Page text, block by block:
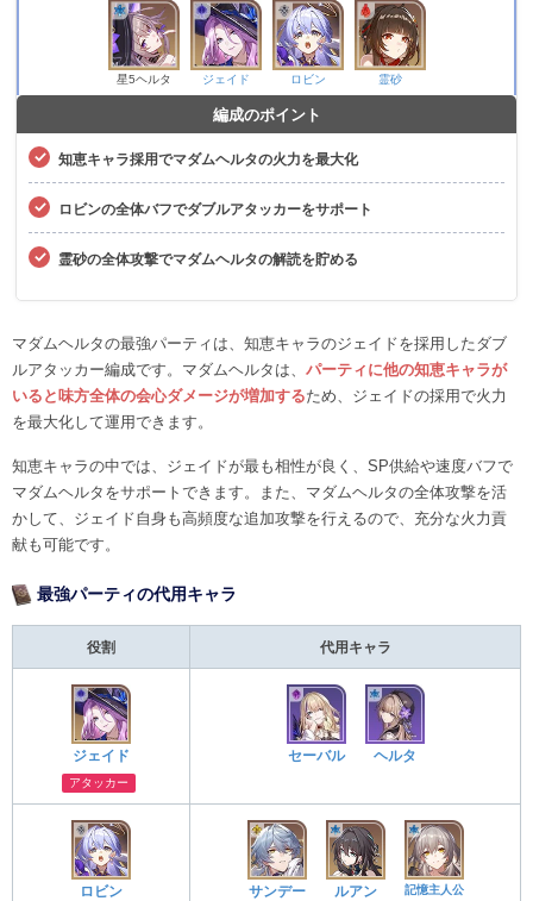
星5ヘルタ ジェイド ロビン 霊砂
編成のポイント
知恵キャラ採用でマダムヘルタの火力を最大化
ロビンの全体バフでダブルアタッカーをサポート
霊砂の全体攻撃でマダムヘルタの解読を貯める
マダムヘルタの最強パーティは、知恵キャラのジェイドを採用したダブ
ルアタッカー編成です。マダムヘルタは、 パーティに他の知恵キャラが
いると味方全体の会心ダメージが増加するため、ジェイドの採用で火力
を最大化して運用できます。
知恵キャラの中では、ジェイドが最も相性が良く、SP供給や速度バフで
マダムヘルタをサポートできます。また、マダムヘルタの全体攻撃を活
かして、ジェイド自身も高頻度な追加攻撃を行えるので、充分な火力貢
献も可能です。
最強パーティの代用キャラ
役割 代用キャラ
ジェイド
アタッカー
セーバル ヘルタ
ロビン サンデー ルアン 記憶主人公